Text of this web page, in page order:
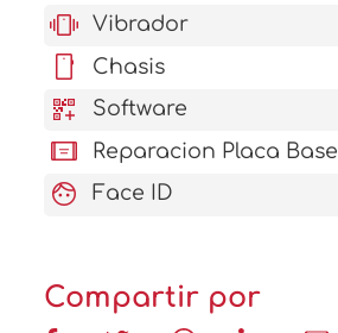
vibration Vibrador
stay_current_portrait Chasis
qr_code_2_add Software
aod_tablet Reparacion Placa Base
face Face ID
Compartir por